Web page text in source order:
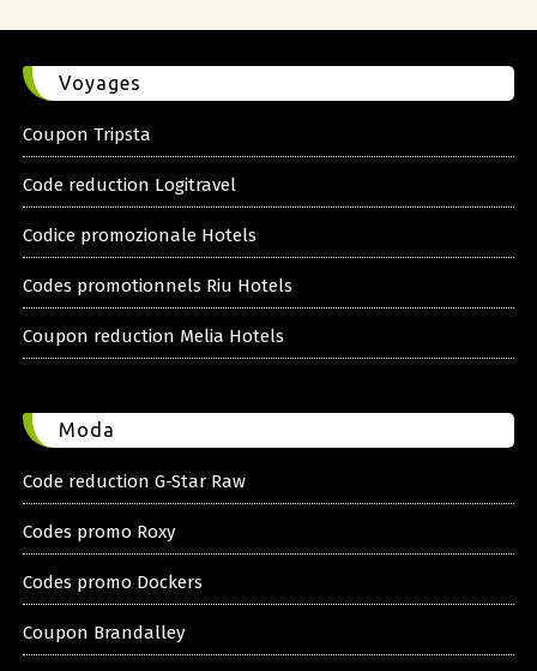
Voyages
Coupon Tripsta
Code reduction Logitravel
Codice promozionale Hotels
Codes promotionnels Riu Hotels
Coupon reduction Melia Hotels
Moda
Code reduction G-Star Raw
Codes promo Roxy
Codes promo Dockers
Coupon Brandalley